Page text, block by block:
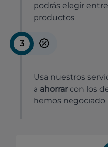
podrás elegir
productos
3
Usa nuestros
a ahorrar con los
hemos negociado